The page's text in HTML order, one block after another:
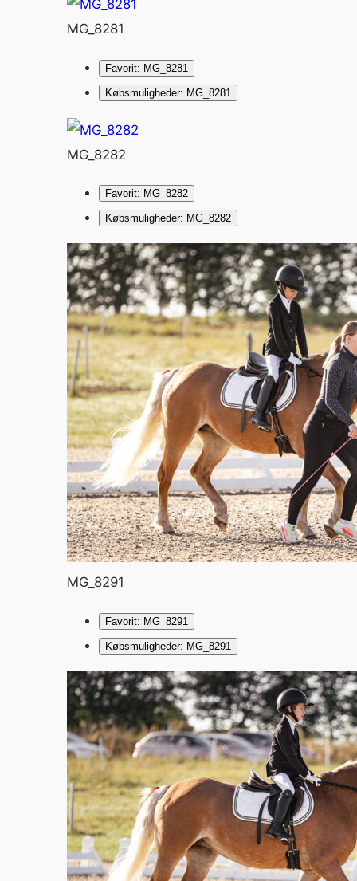
MG_8281
Favorit: MG_8281
Købsmuligheder: MG_8281
MG_8282
Favorit: MG_8282
Købsmuligheder: MG_8282
MG_8291
Favorit: MG_8291
Købsmuligheder: MG_8291